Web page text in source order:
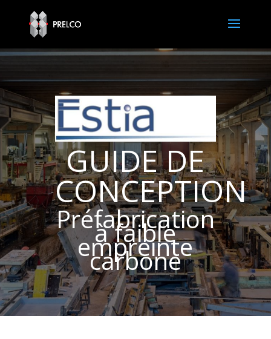
GUIDE DE
CONCEPTION
Préfabrication
à faible
empreinte
carbone